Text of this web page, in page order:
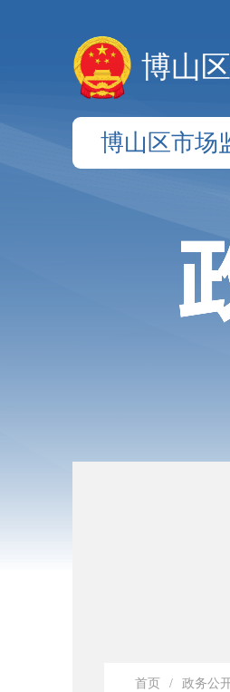
博山
博山区市场
首页 / 政务公